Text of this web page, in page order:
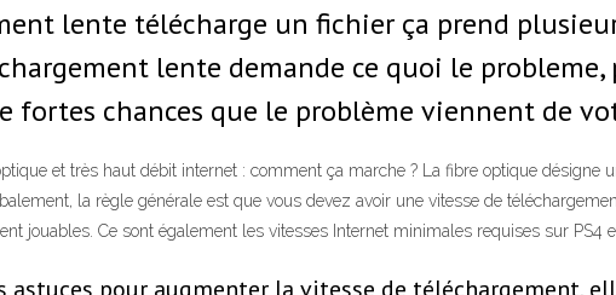
lente télécharge un fichier ça prend
lente demande ce quoi le
fortes chances que le problème viennent de
et très haut débit internet : comment ça marche ? La fibre optique
la règle générale est que vous devez avoir une vitesse de
jouables. Ce sont également les vitesses Internet minimales requises sur PS4